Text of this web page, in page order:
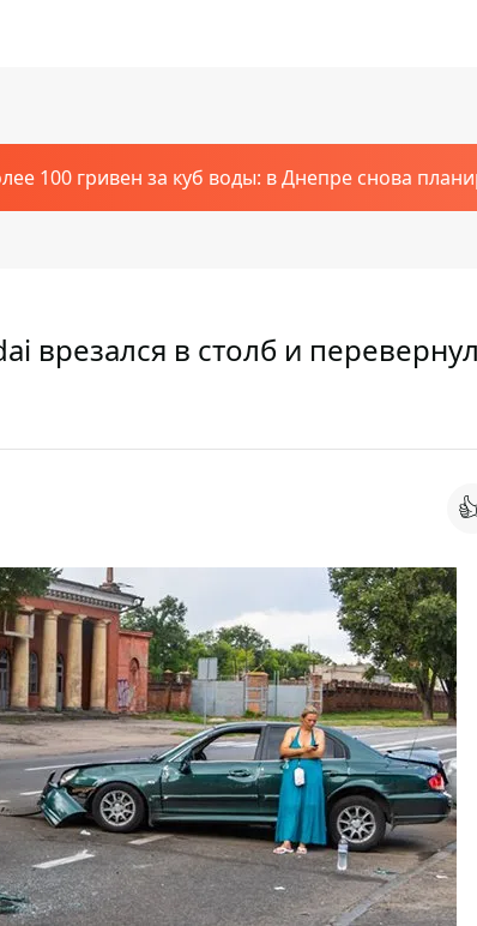
100 гривен за куб воды: в Днепре снова
врезался в столб и